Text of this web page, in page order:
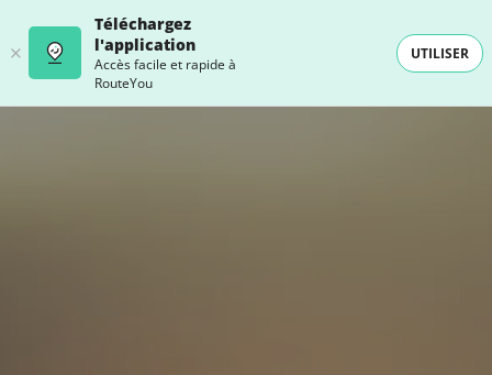
Téléchargez
l'application
Accès facile et rapide à
RouteYou
UTILISER